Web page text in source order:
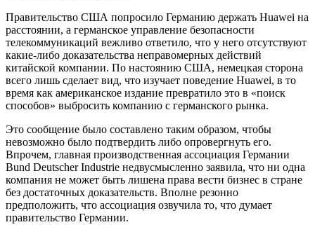
Правительство США попросило Германию держать Huawei на
расстоянии, а германское управление безопасности
телекоммуникаций вежливо ответило, что у него отсутствуют
какие-либо доказательства неправомерных действий
китайской компании. По настоянию США, немецкая сторона
всего лишь сделает вид, что изучает поведение Huawei, в то
время как американское издание превратило это в «поиск
способов» выбросить компанию с германского рынка.
Это сообщение было составлено таким образом, чтобы
невозможно было подтвердить либо опровергнуть его.
Впрочем, главная производственная ассоциация Германии
Bund Deutscher Industrie недвусмысленно заявила, что ни одна
компания не может быть лишена права вести бизнес в стране
без достаточных доказательств. Вполне резонно
предположить, что ассоциация озвучила то, что думает
правительство Германии.